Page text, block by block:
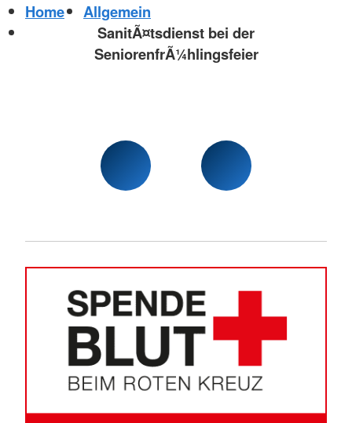
Home
Allgemein
SanitÃ¤tsdienst bei der
SeniorenfrÃ¼hlingsfeier